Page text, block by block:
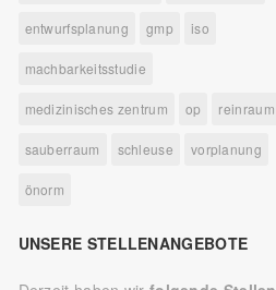
entwurfsplanung gmp iso
machbarkeitsstudie
medizinisches zentrum op reinraum
sauberraum schleuse vorplanung
önorm
UNSERE STELLENANGEBOTE